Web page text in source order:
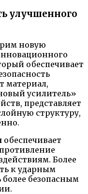
улучшенного
новую
обеспечивает
материал,
усилитель»
представляет
структуру,
обеспечивает
Более
к ударным
более безопасным